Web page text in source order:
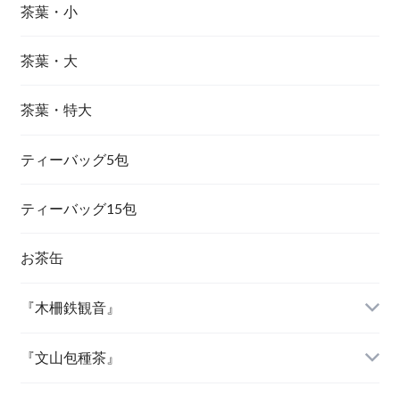
『鹿谷鄕凍頂烏龍茶』
『東方美人茶』
『杉林溪烏龍茶』
『大禹嶺烏龍茶』
『梨山烏龍茶』
『文山包種茶』
『東方美人茶』
『金萱茶』
『茉莉花茶（ジャスミン茶）』
茶葉・小
茶葉・大
茶葉・特大
ティーバッグ5包
ティーバッグ15包
お茶缶
『木柵鉄観音』
『文山包種茶』